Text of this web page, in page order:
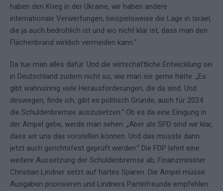
haben den Krieg in der Ukraine, wir haben andere
internationale Verwerfungen, beispielsweise die Lage in Israel,
die ja auch bedrohlich ist und wo nicht klar ist, dass man den
Flächenbrand wirklich vermeiden kann.“
Da tue man alles dafür. Und die wirtschaftliche Entwicklung sei
in Deutschland zudem nicht so, wie man sie gerne hätte. „Es
gibt wahnsinnig viele Herausforderungen, die da sind. Und
deswegen, finde ich, gibt es politisch Gründe, auch für 2024
die Schuldenbremse auszusetzen.“ Ob es da eine Einigung in
der Ampel gebe, werde man sehen. „Aber als SPD sind wir klar,
dass wir uns das vorstellen können. Und das müsste dann
jetzt auch gerichtsfest geprüft werden.“ Die FDP lehnt eine
weitere Aussetzung der Schuldenbremse ab, Finanzminister
Christian Lindner setzt auf hartes Sparen. Die Ampel müsse
Ausgaben priorisieren und Lindners Parteifreunde empfehlen